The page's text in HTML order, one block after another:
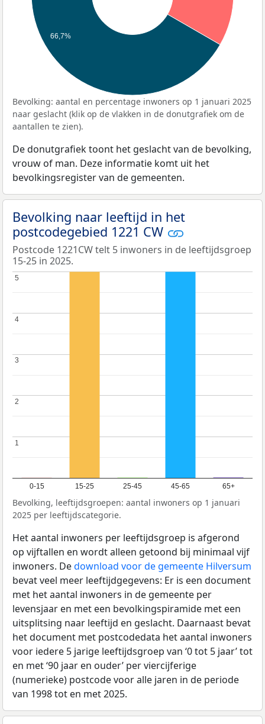
66,7%
Bevolking: aantal en percentage inwoners op 1 januari 2025
naar geslacht (klik op de vlakken in de donutgrafiek om de
aantallen te zien).
De donutgrafiek toont het geslacht van de bevolking,
vrouw of man. Deze informatie komt uit het
bevolkingsregister van de gemeenten.
Bevolking naar leeftijd in het
postcodegebied 1221 CW
Postcode 1221CW telt 5 inwoners in de leeftijdsgroep
15-25 in 2025.
0-15 15-25 25-45 45-65 65+
1
1
2
2
3
3
4
4
5
5
Bevolking, leeftijdsgroepen: aantal inwoners op 1 januari
2025 per leeftijdscategorie.
Het aantal inwoners per leeftijdsgroep is afgerond
op vijftallen en wordt alleen getoond bij minimaal vijf
inwoners. Dedownload voor de gemeente Hilversum
bevat veel meer leeftijdgegevens: Er is een document
met het aantal inwoners in de gemeente per
levensjaar en met een bevolkingspiramide met een
uitsplitsing naar leeftijd en geslacht. Daarnaast bevat
het document met postcodedata het aantal inwoners
voor iedere 5 jarige leeftijdsgroep van ‘0 tot 5 jaar’ tot
en met ‘90 jaar en ouder’ per viercijferige
(numerieke) postcode voor alle jaren in de periode
van 1998 tot en met 2025.